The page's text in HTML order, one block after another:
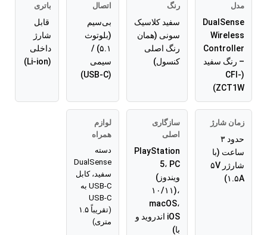
مدل
DualSense
Wireless
Controller
– رنگ سفید
(CFI-
ZCT1W)
رنگ
سفید کلاسیک
سونی (همان
رنگ اصلی
کنسول)
اتصال
بی‌سیم
(بلوتوث
۵.۱) /
سیمی
(USB-C)
باتری
قابل
شارژ
داخلی
(Li-ion)
زمان شارژ
حدود ۳
ساعت (با
شارژر ۵V
۱.۵A)
سازگاری
اصلی
PlayStation
5، PC
(ویندوز
۱۰/۱۱)،
macOS،
اندروید و iOS
(با
لوازم
همراه
دسته
DualSense
سفید، کابل
USB-C به
USB-C
(تقریباً ۱.۵
متری)